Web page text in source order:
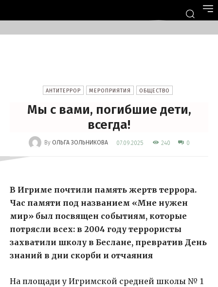
АНТИТЕРРОР МЕРОПРИЯТИЯ ОБЩЕСТВО
Мы с вами, погибшие дети,
всегда!
By ОЛЬГА ЗОЛЬНИКОВА 07.09.2025 240 0
В Игриме почтили память жертв террора.
Час памяти под названием «Мне нужен
мир» был посвящен событиям, которые
потрясли всех: в 2004 году террористы
захватили школу в Беслане, превратив День
знаний в дни скорби и отчаяния
На площади у Игримской средней школы № 1